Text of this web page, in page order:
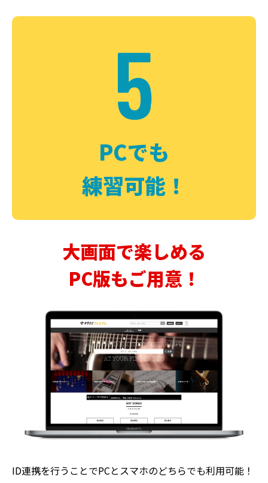
5
PCでも
練習可能！
大画面で楽しめる
PC版もご用意！
ID連携を行うことでPCとスマホのどちらでも利用可能！